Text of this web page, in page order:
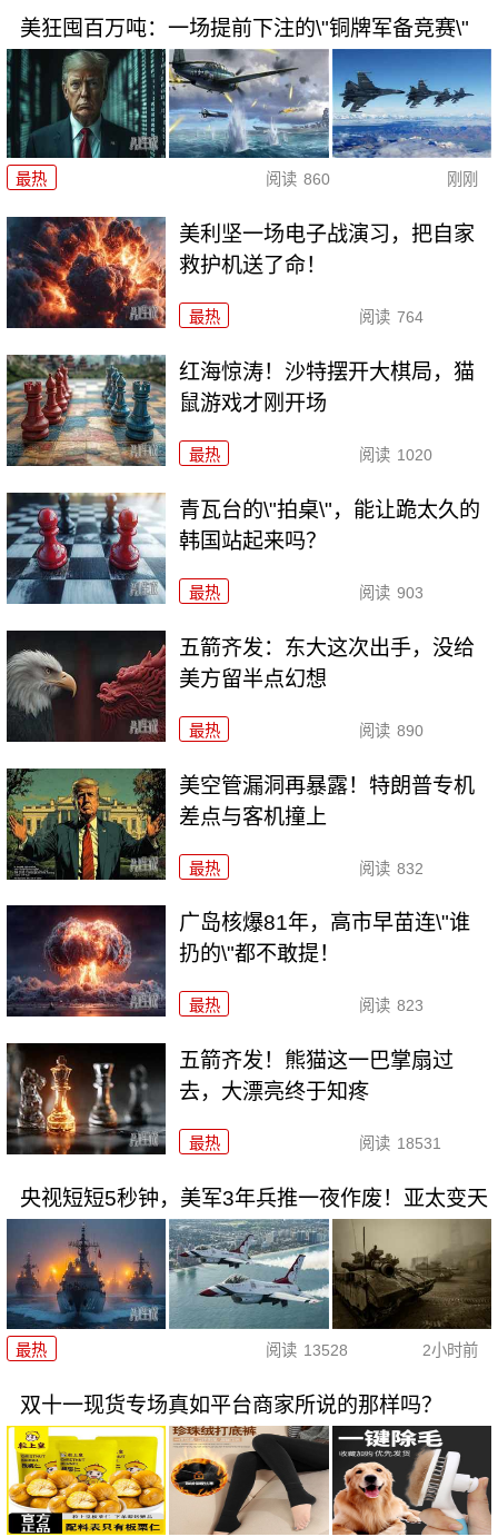
美狂囤百万吨：一场提前下注的\"铜牌军备竞赛\"
最热 阅读 860 刚刚
美利坚一场电子战演习，把自家
救护机送了命！
最热 阅读 764
红海惊涛！沙特摆开大棋局，猫
鼠游戏才刚开场
最热 阅读 1020
青瓦台的\"拍桌\"，能让跪太久的
韩国站起来吗？
最热 阅读 903
五箭齐发：东大这次出手，没给
美方留半点幻想
最热 阅读 890
美空管漏洞再暴露！特朗普专机
差点与客机撞上
最热 阅读 832
广岛核爆81年，高市早苗连\"谁
扔的\"都不敢提！
最热 阅读 823
五箭齐发！熊猫这一巴掌扇过
去，大漂亮终于知疼
最热 阅读 18531
央视短短5秒钟，美军3年兵推一夜作废！亚太变天
最热 阅读 13528 2小时前
双十一现货专场真如平台商家所说的那样吗？